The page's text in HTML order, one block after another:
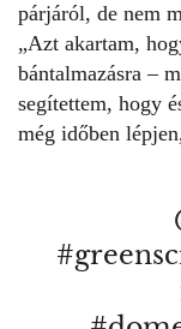
párjáról, de nem
„Azt akartam,
bántalmazásra –
segítettem, hogy
még időben